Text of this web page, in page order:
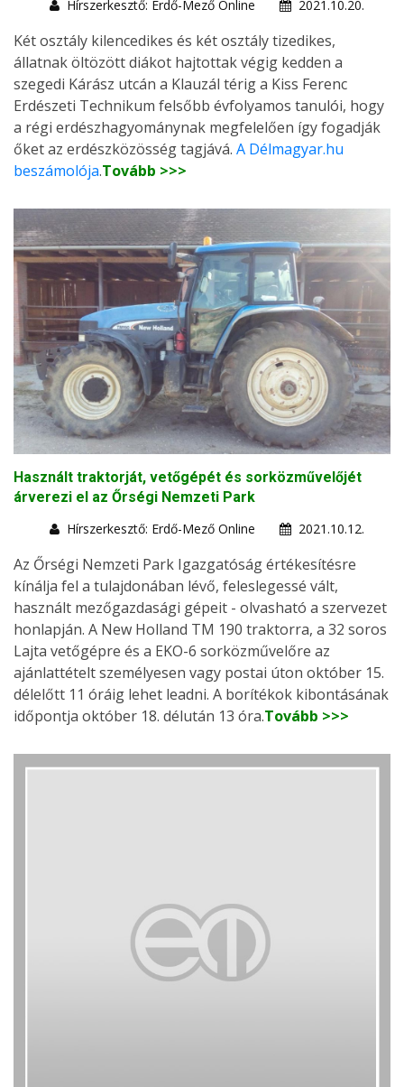
Hírszerkesztő: Erdő-Mező Online 2021.10.20.
Két osztály kilencedikes és két osztály tizedikes,
állatnak öltözött diákot hajtottak végig kedden a
szegedi Kárász utcán a Klauzál térig a Kiss Ferenc
Erdészeti Technikum felsőbb évfolyamos tanulói, hogy
a régi erdészhagyománynak megfelelően így fogadják
őket az erdészközösség tagjává. A Délmagyar.hu
beszámolója.Tovább >>>
Használt traktorját, vetőgépét és sorközművelőjét
árverezi el az Őrségi Nemzeti Park
Hírszerkesztő: Erdő-Mező Online
2021.10.12.
Az Őrségi Nemzeti Park Igazgatóság értékesítésre
kínálja fel a tulajdonában lévő, feleslegessé vált,
használt mezőgazdasági gépeit - olvasható a szervezet
honlapján. A New Holland TM 190 traktorra, a 32 soros
Lajta vetőgépre és a EKO-6 sorközművelőre az
ajánlattételt személyesen vagy postai úton október 15.
délelőtt 11 óráig lehet leadni. A borítékok kibontásának
időpontja október 18. délután 13 óra.Tovább >>>